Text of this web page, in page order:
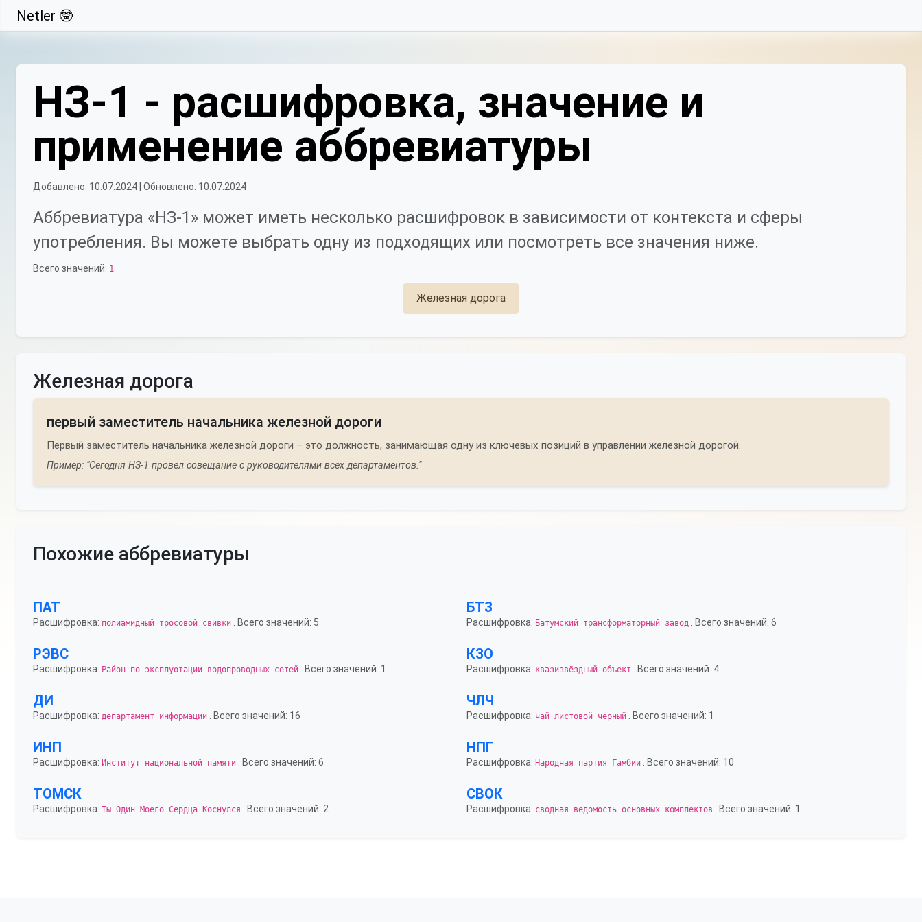
Свернуть
Netler 🤓
НЗ-1 - расшифровка, значение и
применение аббревиатуры
Добавлено: 10.07.2024 | Обновлено: 10.07.2024
Аббревиатура «НЗ-1» может иметь несколько расшифровок в зависимости от контекста и сферы
употребления. Вы можете выбрать одну из подходящих или посмотреть все значения ниже.
Всего значений: 1
Железная дорога
Железная дорога
первый заместитель начальника железной дороги
Первый заместитель начальника железной дороги – это должность, занимающая одну из ключевых позиций в управлении железной дорогой.
Пример: "Сегодня НЗ-1 провел совещание с руководителями всех департаментов."
Похожие аббревиатуры
ПАТ
Расшифровка: полиамидный тросовой свивки . Всего значений: 5
БТЗ
Расшифровка: Батумский трансформаторный завод . Всего значений: 6
РЭВС
Расшифровка: Район по эксплуотации водопроводных сетей . Всего значений: 1
КЗО
Расшифровка: квазизвёздный объект . Всего значений: 4
ДИ
Расшифровка: департамент информации . Всего значений: 16
ЧЛЧ
Расшифровка: чай листовой чёрный . Всего значений: 1
ИНП
Расшифровка: Институт национальной памяти . Всего значений: 6
НПГ
Расшифровка: Народная партия Гамбии . Всего значений: 10
ТОМСК
Расшифровка: Ты Один Моего Сердца Коснулся . Всего значений: 2
СВОК
Расшифровка: сводная ведомость основных комплектов . Всего значений: 1